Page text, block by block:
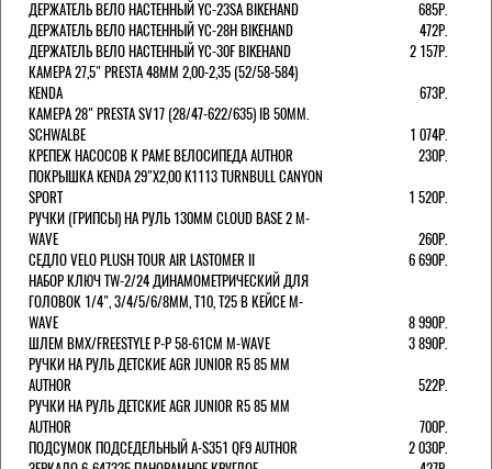
ДЕРЖАТЕЛЬ ВЕЛО НАСТЕННЫЙ YC-23SA BIKEHAND
685Р.
ДЕРЖАТЕЛЬ ВЕЛО НАСТЕННЫЙ YC-28H BIKEHAND
472Р.
ДЕРЖАТЕЛЬ ВЕЛО НАСТЕННЫЙ YC-30F BIKEHAND
2 157Р.
КАМЕРА 27,5" PRESTA 48ММ 2,00-2,35 (52/58-584)
KENDA
673Р.
КАМЕРА 28" PRESTA SV17 (28/47-622/635) IB 50MM.
SCHWALBE
1 074Р.
КРЕПЕЖ НАСОСОВ К РАМЕ ВЕЛОСИПЕДА AUTHOR
230Р.
ПОКРЫШКА KENDA 29"Х2,00 K1113 TURNBULL CANYON
SPORT
1 520Р.
РУЧКИ (ГРИПСЫ) НА РУЛЬ 130ММ CLOUD BASE 2 M-
WAVE
260Р.
СЕДЛО VELO PLUSH TOUR AIR LASTOMER II
6 690Р.
НАБОР КЛЮЧ TW-2/24 ДИНАМОМЕТРИЧЕСКИЙ ДЛЯ
ГОЛОВОК 1/4", 3/4/5/6/8ММ, T10, T25 В КЕЙСЕ M-
WAVE
8 990Р.
ШЛЕМ ВМХ/FREESTYLE Р-Р 58-61СМ M-WAVE
3 890Р.
РУЧКИ НА РУЛЬ ДЕТСКИЕ AGR JUNIOR R5 85 ММ
AUTHOR
522Р.
РУЧКИ НА РУЛЬ ДЕТСКИЕ AGR JUNIOR R5 85 ММ
AUTHOR
700Р.
ПОДСУМОК ПОДСЕДЕЛЬНЫЙ A-S351 QF9 AUTHOR
2 030Р.